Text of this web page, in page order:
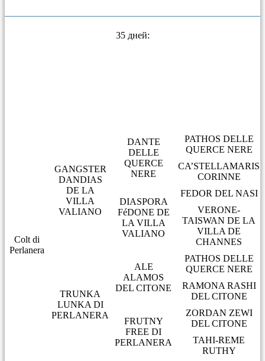
35 дней:
Colt di
Perlanera
GANGSTER
DANDIAS
DE LA
VILLA
VALIANO
DANTE
DELLE
QUERCE
NERE
PATHOS DELLE
QUERCE NERE
CA’STELLAMARIS
CORINNE
DIASPORA
FéDONE DE
LA VILLA
VALIANO
FEDOR DEL NASI
VERONE-
TAISWAN DE LA
VILLA DE
CHANNES
TRUNKA
LUNKA DI
PERLANERA
ALE
ALAMOS
DEL CITONE
PATHOS DELLE
QUERCE NERE
RAMONA RASHI
DEL CITONE
FRUTNY
FREE DI
PERLANERA
ZORDAN ZEWI
DEL CITONE
TAHI-REME
RUTHY